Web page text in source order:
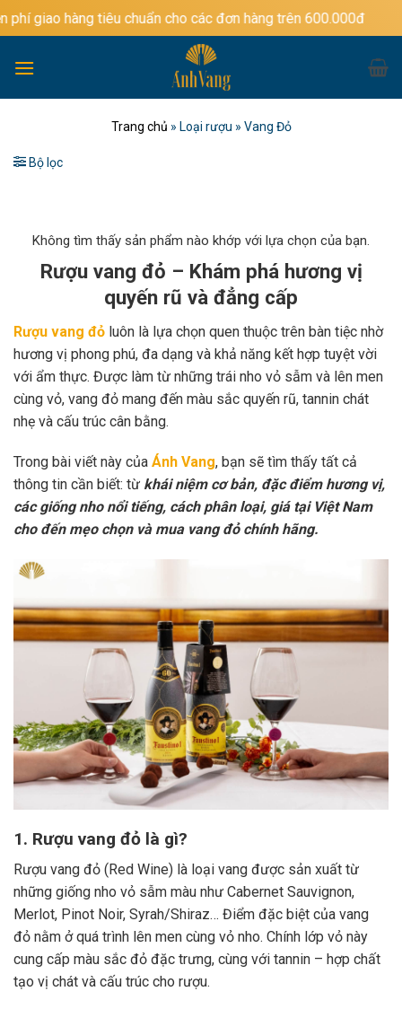
qua
dung
tiêu chuẩn cho các đơn hàng trên 600.000đ
Trang chủ » Loại rượu » Vang Đỏ
Bộ lọc
Không tìm thấy sản phẩm nào khớp với lựa chọn của bạn.
Rượu vang đỏ – Khám phá hương vị
quyến rũ và đẳng cấp
Rượu vang đỏ luôn là lựa chọn quen thuộc trên bàn tiệc nhờ
hương vị phong phú, đa dạng và khả năng kết hợp tuyệt vời
với ẩm thực. Được làm từ những trái nho vỏ sẫm và lên men
cùng vỏ, vang đỏ mang đến màu sắc quyến rũ, tannin chát
nhẹ và cấu trúc cân bằng.
Trong bài viết này của Ánh Vang, bạn sẽ tìm thấy tất cả
thông tin cần biết: từ khái niệm cơ bản, đặc điểm hương vị,
các giống nho nổi tiếng, cách phân loại, giá tại Việt Nam
cho đến mẹo chọn và mua vang đỏ chính hãng.
1. Rượu vang đỏ là gì?
Rượu vang đỏ (Red Wine) là loại vang được sản xuất từ
những giống nho vỏ sẫm màu như Cabernet Sauvignon,
Merlot, Pinot Noir, Syrah/Shiraz… Điểm đặc biệt của vang
đỏ nằm ở quá trình lên men cùng vỏ nho. Chính lớp vỏ này
cung cấp màu sắc đỏ đặc trưng, cùng với tannin – hợp chất
tạo vị chát và cấu trúc cho rượu.